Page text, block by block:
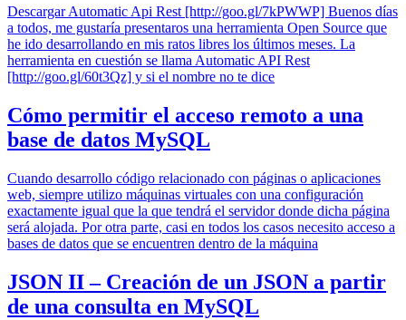
Descargar Automatic Api Rest [http://goo.gl/7kPWWP] Buenos días
a todos, me gustaría presentaros una herramienta Open Source que
he ido desarrollando en mis ratos libres los últimos meses. La
herramienta en cuestión se llama Automatic API Rest
[http://goo.gl/60t3Qz] y si el nombre no te dice
Cómo permitir el acceso remoto a una
base de datos MySQL
Cuando desarrollo código relacionado con páginas o aplicaciones
web, siempre utilizo máquinas virtuales con una configuración
exactamente igual que la que tendrá el servidor donde dicha página
será alojada. Por otra parte, casi en todos los casos necesito acceso a
bases de datos que se encuentren dentro de la máquina
JSON II – Creación de un JSON a partir
de una consulta en MySQL